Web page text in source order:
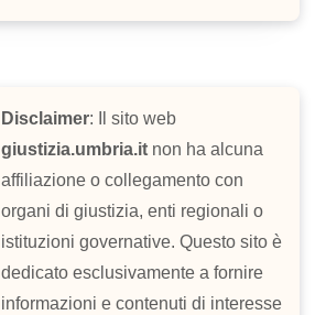
Disclaimer: Il sito web
giustizia.umbria.it non ha alcuna
affiliazione o collegamento con
organi di giustizia, enti regionali o
istituzioni governative. Questo sito è
dedicato esclusivamente a fornire
informazioni e contenuti di interesse